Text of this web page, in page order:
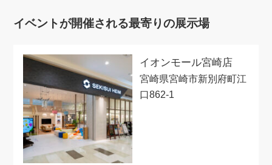
イベントが開催される最寄りの展示場
イオンモール宮崎店
宮崎県宮崎市新別府町江
口862-1